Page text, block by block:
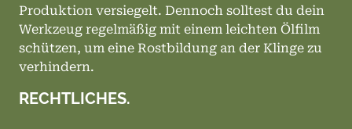
Produktion versiegelt. Dennoch solltest du dein
Werkzeug regelmäßig mit einem leichten Ölfilm
schützen, um eine Rostbildung an der Klinge zu
verhindern.
RECHTLICHES.